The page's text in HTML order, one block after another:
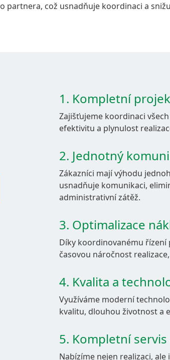
Copyright 2026 AZ KLIMA, a.s.
Všechna práva vyhrazena
partnera, což usnadňuje koordinaci a
1. Kompletní
Zajišťujeme koordinaci
efektivitu a plynulost
2. Jednotný
Zákazníci mají výhodu
usnadňuje komunikaci,
administrativní zátěž.
3. Optimalizace
Díky koordinovanému
časovou náročnost
4. Kvalita a
Využíváme moderní
kvalitu, dlouhou životnost a
5. Kompletní
Nabízíme nejen realizaci,